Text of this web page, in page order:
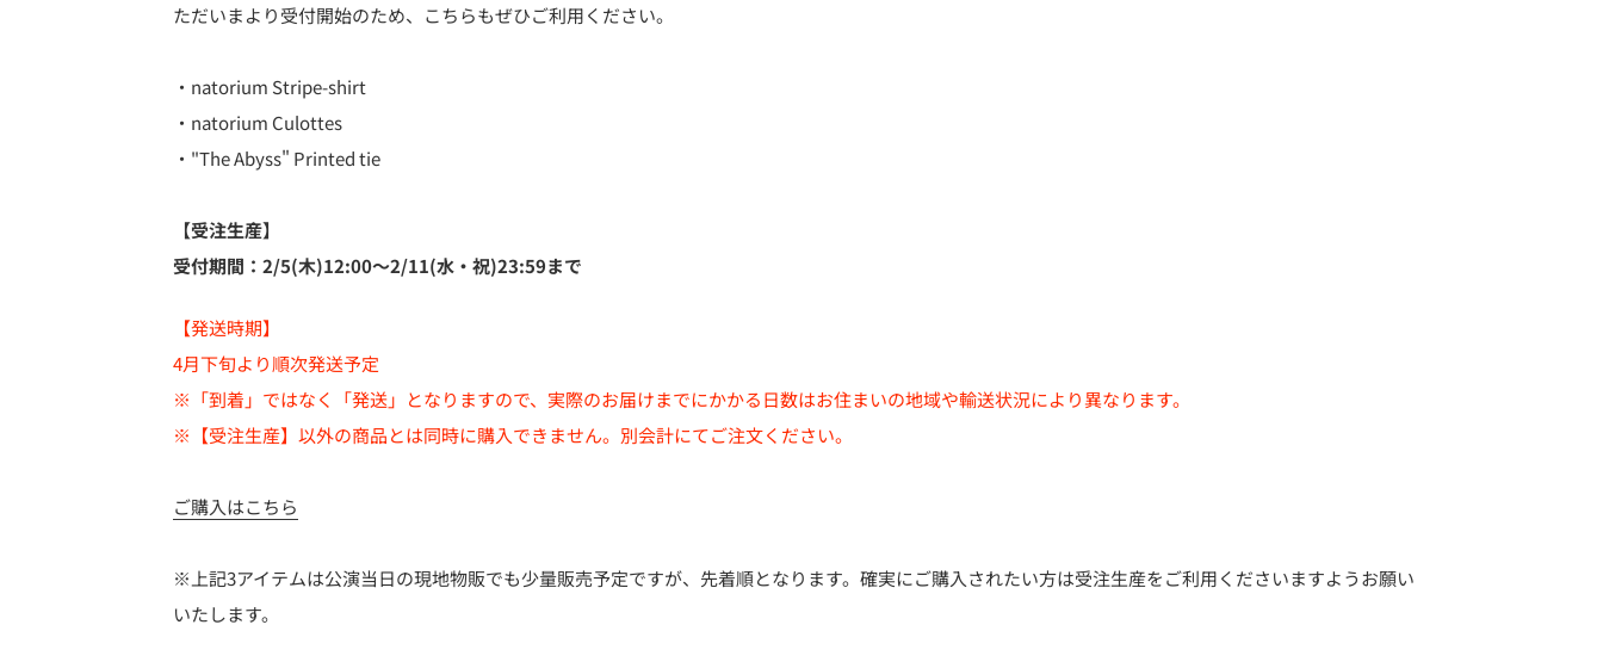
ただいまより受付開始のため、こちらもぜひご利用ください。
・natorium Stripe-shirt
・natorium Culottes
・"The Abyss" Printed tie
【受注生産】
受付期間：2/5(木)12:00～2/11(水・祝)23:59まで
【発送時期】
4月下旬より順次発送予定
※「到着」ではなく「発送」となりますので、実際のお届けまでにかかる日数はお住まいの地域や輸送状況により異なります。
※【受注生産】以外の商品とは同時に購入できません。別会計にてご注文ください。
ご購入はこちら
※上記3アイテムは公演当日の現地物販でも少量販売予定ですが、先着順となります。確実にご購入されたい方は受注生産をご利用くださいますようお願い
いたします。